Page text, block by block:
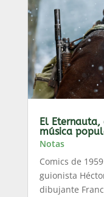
El
música
Notas
Comics de 1959
guionista
dibujante